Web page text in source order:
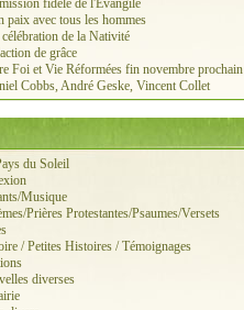
fidèle de l'Evangile
paix avec tous les hommes
célébration de la Nativité
de grâce
Foi et Vie Réformées fin novembre prochain
Cobbs, André Geske, Vincent Collet
du Soleil
Musique
Prières Protestantes/Psaumes/Versets
/ Petites Histoires / Témoignages
diverses